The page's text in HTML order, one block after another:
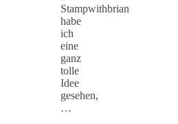
Stampwithbrian
habe
ich
eine
ganz
tolle
Idee
gesehen,
…